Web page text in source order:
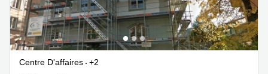
Centre D'affaires
+2